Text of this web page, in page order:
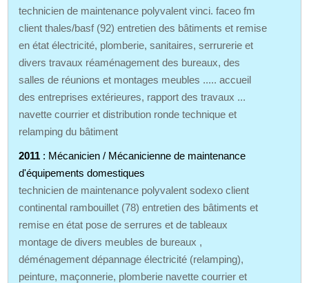
technicien de maintenance polyvalent vinci. faceo fm
client thales/basf (92) entretien des bâtiments et remise
en état électricité, plomberie, sanitaires, serrurerie et
divers travaux réaménagement des bureaux, des
salles de réunions et montages meubles ..... accueil
des entreprises extérieures, rapport des travaux ...
navette courrier et distribution ronde technique et
relamping du bâtiment
2011 : Mécanicien / Mécanicienne de maintenance
d'équipements domestiques
technicien de maintenance polyvalent sodexo client
continental rambouillet (78) entretien des bâtiments et
remise en état pose de serrures et de tableaux
montage de divers meubles de bureaux ,
déménagement dépannage électricité (relamping),
peinture, maçonnerie, plomberie navette courrier et